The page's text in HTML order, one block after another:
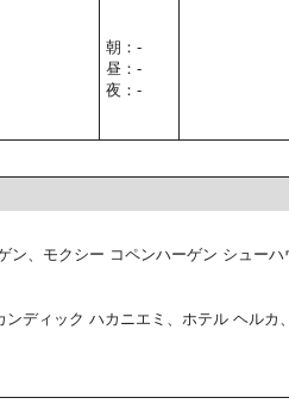
朝：-
昼：-
夜：-
、モクシー コペンハーゲン シューハ
ディック ハカニエミ、ホテル ヘルカ